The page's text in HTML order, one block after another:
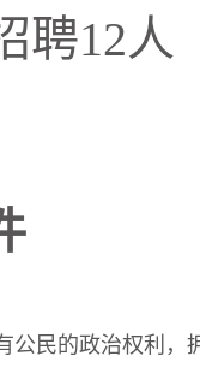
聘12人
公民的政治权利